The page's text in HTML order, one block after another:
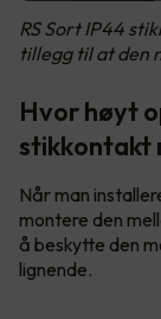
RS Sort IP44
tillegg til at den
Hvor høyt
stikkontakt
Når man
montere den
å beskytte den
lignende.